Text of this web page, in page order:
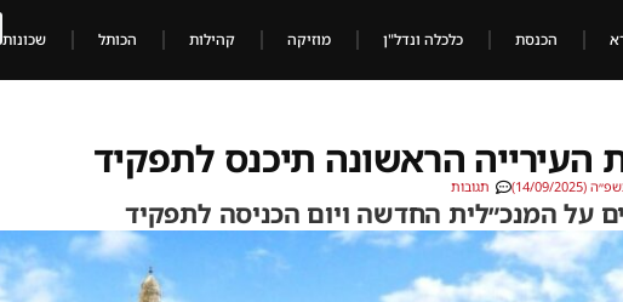
הכנסת כלכלה ונדל"ן מוזיקה קהילות הכותל שכונות
העירייה הראשונה תיכנס לתפקיד
09/2025) תגובות
על המנכ״לית החדשה ויום הכניסה לתפקיד